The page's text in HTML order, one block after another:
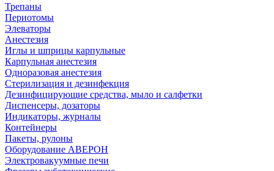
Трепаны
Периотомы
Элеваторы
Анестезия
Иглы и шприцы карпульные
Карпульная анестезия
Одноразовая анестезия
Стерилизация и дезинфекция
Дезинфицирующие средства, мыло и салфетки
Диспенсеры, дозаторы
Индикаторы, журналы
Контейнеры
Пакеты, рулоны
Оборудование АВЕРОН
Электровакуумные печи